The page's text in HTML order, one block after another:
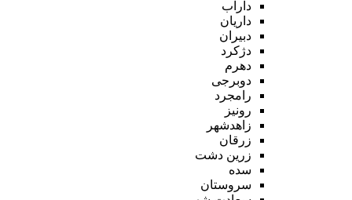
داراب
داریان
دبیران
دژکرد
دهرم
دوبرجی
رامجرد
رونیز
زاهدشهر
زرقان
زرین دشت
سده
سروستان